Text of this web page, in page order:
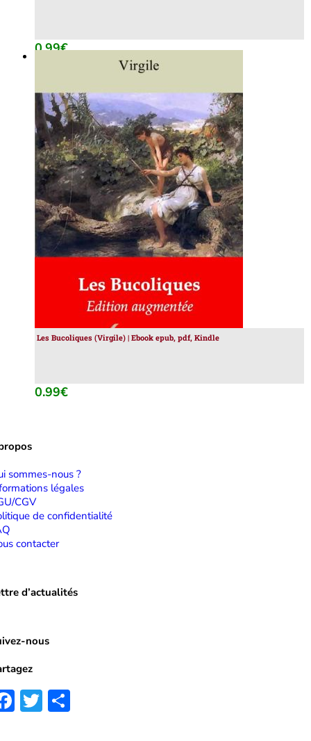
0.99€
Les Bucoliques (Virgile) | Ebook epub, pdf, Kindle
0.99€
sommes-nous ?
légales
CGV
de confidentialité
contacter
d’actualités
nous
Facebook
Twitter